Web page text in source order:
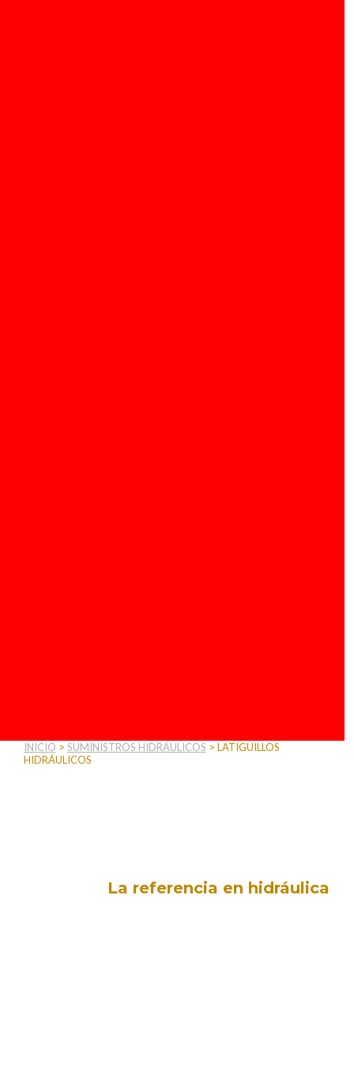
INICIO > SUMINISTROS HIDRÁULICOS > LATIGUILLOS
HIDRÁULICOS
Hidráulicos
La referencia en hidráulica